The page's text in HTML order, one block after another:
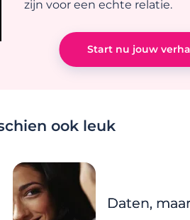
zijn voor een echte relatie.
Start nu jouw
ook leuk
Daten,